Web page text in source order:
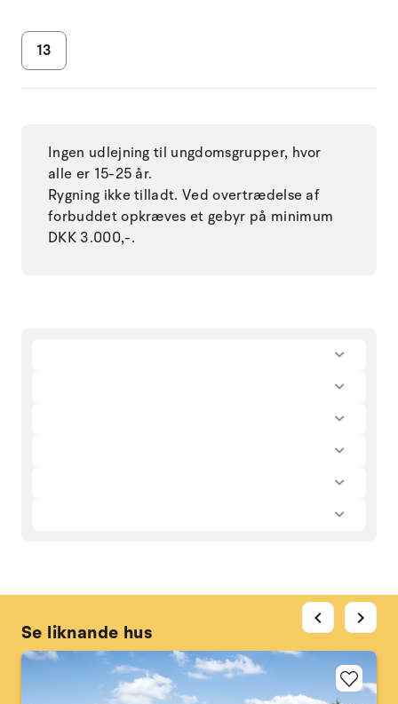
13
Ingen udlejning til ungdomsgrupper, hvor
alle er 15-25 år.
Rygning ikke tilladt. Ved overtrædelse af
forbuddet opkræves et gebyr på minimum
DKK 3.000,-.
Se liknande hus
chevron_left chevron_right